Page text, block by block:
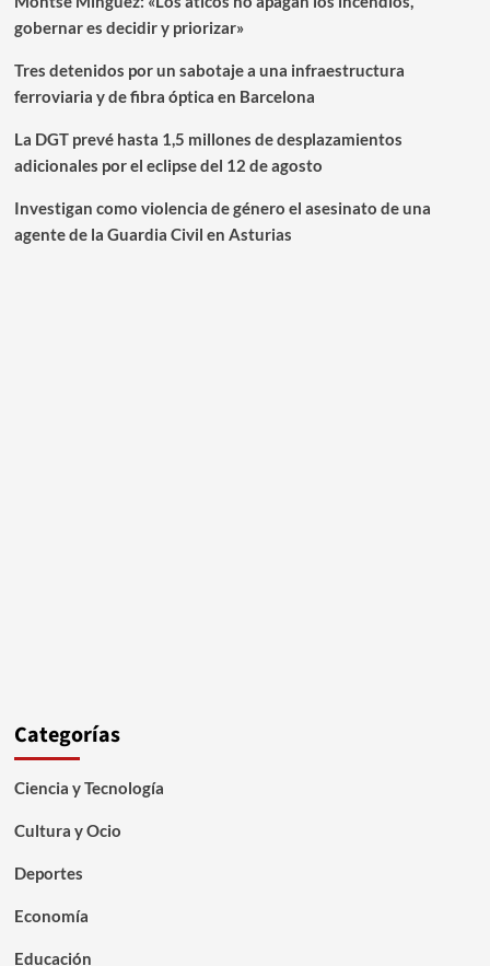
gobernar es decidir y priorizar»
Tres detenidos por un sabotaje a una infraestructura
ferroviaria y de fibra óptica en Barcelona
La DGT prevé hasta 1,5 millones de desplazamientos
adicionales por el eclipse del 12 de agosto
Investigan como violencia de género el asesinato de una
agente de la Guardia Civil en Asturias
Categorías
Ciencia y Tecnología
Cultura y Ocio
Deportes
Economía
Educación